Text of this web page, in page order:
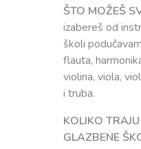
Ispričnica
ŠTO MOŽEŠ
izabereš od
školi
flauta,
violina, viola,
i truba.
KOLIKO
GLAZBENE